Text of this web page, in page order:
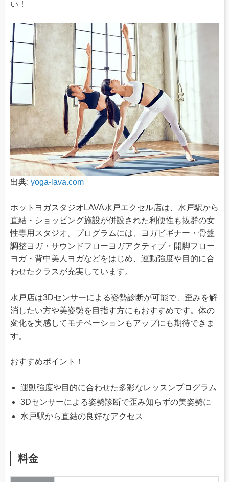
い！
出典: yoga-lava.com
ホットヨガスタジオLAVA水戸エクセル店は、水戸駅から
直結・ショッピング施設が併設された利便性も抜群の女
性専用スタジオ。プログラムには、ヨガビギナー・骨盤
調整ヨガ・サウンドフローヨガアクティブ・開脚フロー
ヨガ・背中美人ヨガなどをはじめ、運動強度や目的に合
わせたクラスが充実しています。
水戸店は3Dセンサーによる姿勢診断が可能で、歪みを解
消したい方や美姿勢を目指す方にもおすすめです。体の
変化を実感してモチベーションもアップにも期待できま
す。
おすすめポイント！
運動強度や目的に合わせた多彩なレッスンプログラム
3Dセンサーによる姿勢診断で歪み知らずの美姿勢に
水戸駅から直結の良好なアクセス
料金